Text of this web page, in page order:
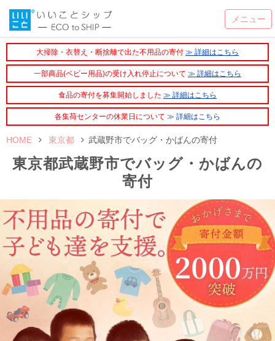
大掃除・衣替え・断捨離で出た不用品の寄付 ≫ 詳細はこちら
一部商品(ベビー用品)の受け入れ停止について ≫ 詳細はこちら
食品の寄付を募集開始しました ≫ 詳細はこちら
各集荷センターの休業日について ≫ 詳細はこちら
HOME 東京都 武蔵野市でバッグ・かばんの寄付
東京都武蔵野市でバッグ・かばんの
寄付